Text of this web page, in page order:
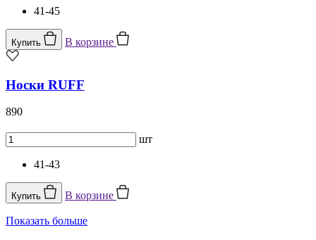
41-45
Купить В корзине
Носки RUFF
890
шт
41-43
Купить В корзине
Показать больше